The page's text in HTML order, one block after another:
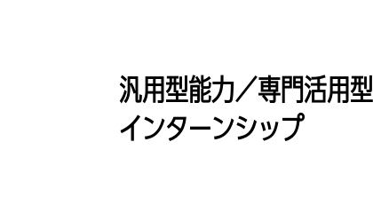
汎用型能力／専門活用型
インターンシップ